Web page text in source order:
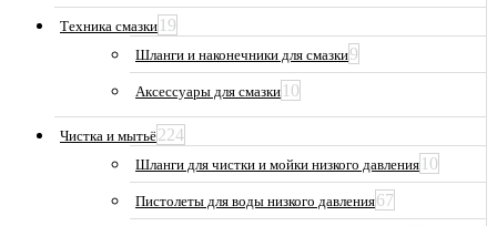
Техника смазки 19
Шланги и наконечники для смазки9
Аксессуары для смазки 10
Чистка и мытьё224
Шланги для чистки и мойки низкого давления 10
Пистолеты для воды низкого давления67